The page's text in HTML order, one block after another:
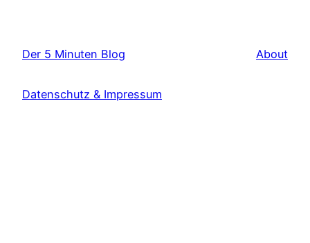
Der 5 Minuten Blog About
Datenschutz & Impressum